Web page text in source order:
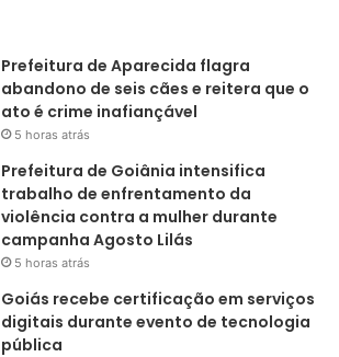
Prefeitura de Aparecida flagra
abandono de seis cães e reitera que o
ato é crime inafiançável
5 horas atrás
Prefeitura de Goiânia intensifica
trabalho de enfrentamento da
violência contra a mulher durante
campanha Agosto Lilás
5 horas atrás
Goiás recebe certificação em serviços
digitais durante evento de tecnologia
pública